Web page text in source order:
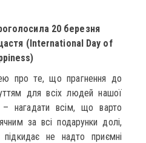
20 березня
(International Day of
про те, що прагнення до
для всіх людей нашої
нагадати всім, що варто
за всі подарунки долі,
не надто приємні